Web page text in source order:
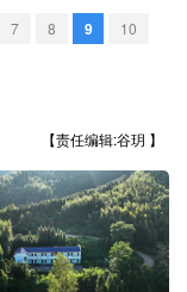
山西
江苏
江西
7 8 9
10
【责任编辑:谷玥 】